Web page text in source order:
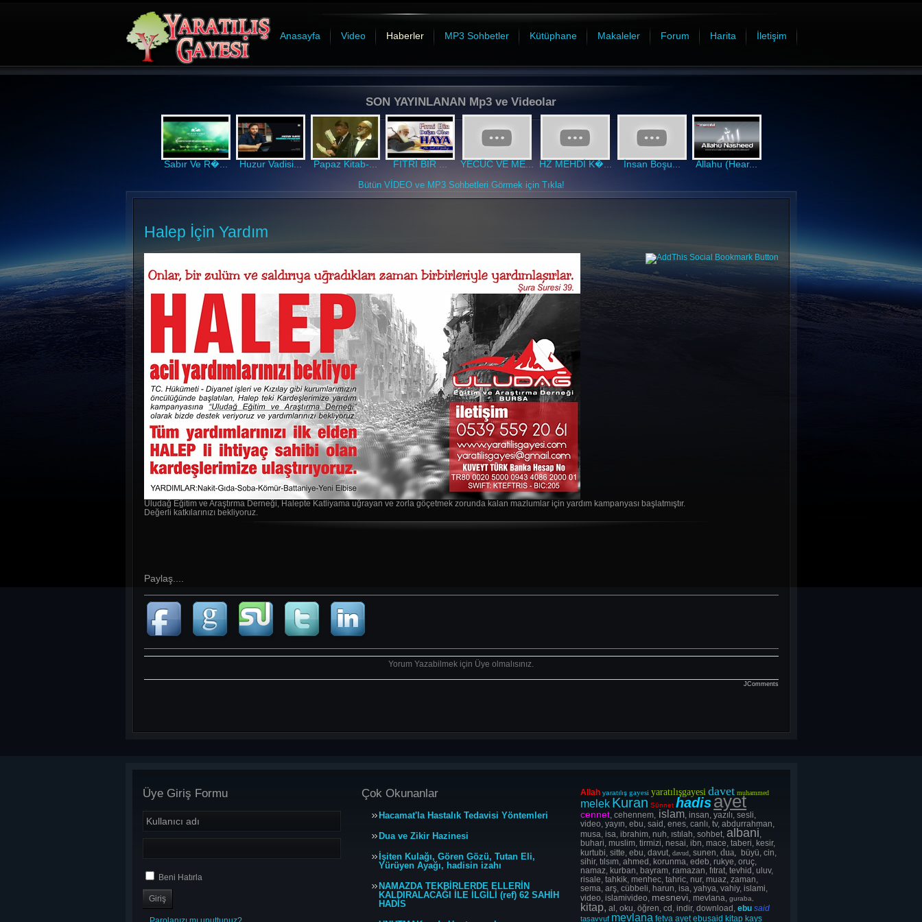
Anasayfa Video Haberler MP3 Sohbetler Kütüphane Makaleler Forum Harita İletişim
SON YAYINLANAN Mp3 ve Videolar
Sabır Ve R�... Huzur Vadisi... Papaz Kitab-... FITRİ BİR ... YECÜC VE ME... HZ MEHDİ K�... İnsan Boşu... Allahu (Hear...
Bütün VİDEO ve MP3 Sohbetleri Görmek için Tıkla!
Halep İçin Yardım
Uludağ Eğitim ve Araştırma Derneği, Halepte Katliyama uğrayan ve zorla göçetmek zorunda kalan mazlumlar için yardım kampanyası başlatmıştır.
Değerli katkılarınızı bekliyoruz.
Paylaş....
Yorum Yazabilmek için Üye olmalısınız.
JComments
Üye Giriş Formu
Beni Hatırla
Çok Okunanlar
Hacamat'la Hastalık Tedavisi Yöntemleri
Dua ve Zikir Hazinesi
İşiten Kulağı, Gören Gözü, Tutan Eli,
Yürüyen Ayağı, hadisin izahı
NAMAZDA TEKBİRLERDE ELLERİN
KALDIRALACAĞI İLE İLGİLİ (ref) 62 SAHİH
HADİS
Allah yaratılış gayesi yaratılışgayesi davet muhammed
melek Kuran Sünnet hadisayet
cennet, cehennem, islam, insan, yazılı, sesli,
video, yayın, ebu, said, enes, canlı, tv, abdurrahman,
musa, isa, ibrahim, nuh, ıstılah, sohbet,albani,
buhari, muslim, tirmizi, nesai, ibn, mace, taberi, kesir,
kurtubi, sitte, ebu, davut, davud, sunen,dua, büyü, cin,
sihir, tılsım, ahmed, korunma, edeb, rukye, oruç,
namaz, kurban, bayram, ramazan, fıtrat, tevhid, uluv,
risale, tahkik, menhec, tahric, nur, muaz, zaman,
sema, arş, cübbeli, harun, isa, yahya, vahiy, islami,
video, islamivideo, mesnevi, mevlana,guraba,
kitap, al, oku, öğren, cd, indir, download, ebu said
tasavvuf mevlana fetva ayet ebusaid kitap kays